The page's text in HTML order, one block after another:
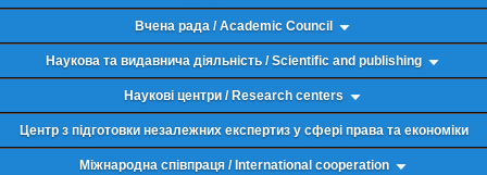
Вчена рада / Academic Council
Наукова та видавнича діяльність / Scientific and publishing
Наукові центри / Research centers
Центр з підготовки незалежних експертиз у сфері права та економіки
Міжнародна співпраця / International cooperation